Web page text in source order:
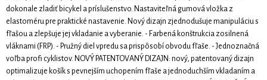
dokonale zladiť bicykel a príslušenstvo. Nastaviteľná gumová vložka z
elastoméru pre praktické nastavenie. Nový dizajn zjednodušuje manipuláciu s
fľašou a zlepšuje jej vkladanie a vyberanie. - Farbená konštrukcia zosilnená
vláknami (FRP). - Pružný diel vpredu sa prispôsobí obvodu fľaše. - Jednoznačná
voľba profi cyklistov. NOVÝ PATENTOVANÝ DIZAJN: nový, patentovaný dizajn
optimalizuje košík s pevnejším uchopením fľaše a jednoduchším vkladaním a